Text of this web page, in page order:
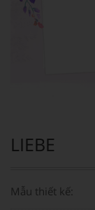
LIEBE
Mẫu thiết kế: